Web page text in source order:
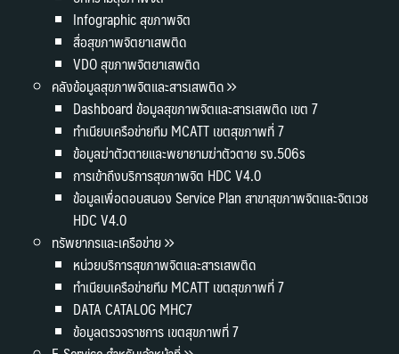
Infographic สุขภาพจิต
สื่อสุขภาพจิตยาเสพติด
VDO สุขภาพจิตยาเสพติด
คลังข้อมูลสุขภาพจิตและสารเสพติด
Dashboard ข้อมูลสุขภาพจิตและสารเสพติด เขต 7
ทำเนียบเครือข่ายทีม MCATT เขตสุขภาพที่ 7
ข้อมูลฆ่าตัวตายและพยายามฆ่าตัวตาย รง.506s
การเข้าถึงบริการสุขภาพจิต HDC V4.0
ข้อมูลเพื่อตอบสนอง Service Plan สาขาสุขภาพจิตและจิตเวช
HDC V4.0
ทรัพยากรและเครือข่าย
หน่วยบริการสุขภาพจิตและสารเสพติด
ทำเนียบเครือข่ายทีม MCATT เขตสุขภาพที่ 7
DATA CATALOG MHC7
ข้อมูลตรวจราชการ เขตสุขภาพที่ 7